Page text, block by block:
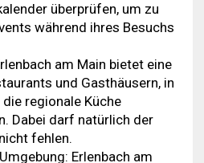
überprüfen, um zu
während ihres Besuchs
am Main bietet eine
und Gasthäusern, in
regionale Küche
Dabei darf natürlich der
fehlen.
Erlenbach am